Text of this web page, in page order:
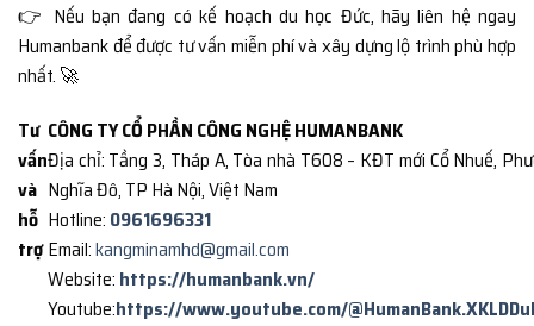
👉 Nếu bạn đang có kế hoạch du học Đức, hãy liên hệ ngay
Humanbank để được tư vấn miễn phí và xây dựng lộ trình phù hợp
nhất. 🚀
Tư
vấn
và
hỗ
trợ
CÔNG TY CỔ PHẦN CÔNG NGHỆ HUMANBANK
Địa chỉ: Tầng 3, Tháp A, Tòa nhà T608 – KĐT mới Cổ Nhuế,
Nghĩa Đô, TP Hà Nội, Việt Nam
Hotline: 0961696331
Email:kangminamhd@gmail.com
Website: https://humanbank.vn/
Youtube:https://www.youtube.com/